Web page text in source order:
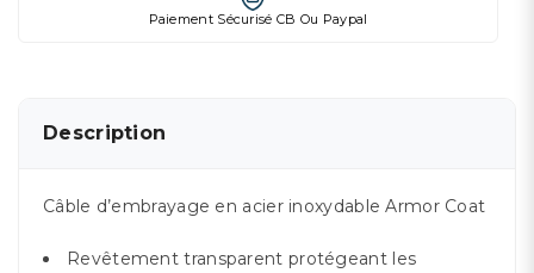
Paiement Sécurisé CB Ou Paypal
Description
Câble d’embrayage en acier inoxydable Armor Coat
Revêtement transparent protégeant les